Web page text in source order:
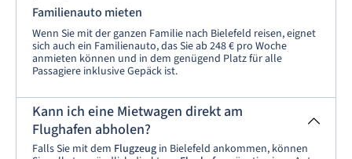
Familienauto mieten
Wenn Sie mit der ganzen Familie nach Bielefeld reisen, eignet
sich auch ein Familienauto, das Sie ab 248 € pro Woche
anmieten können und in dem genügend Platz für alle
Passagiere inklusive Gepäck ist.
Kann ich eine Mietwagen direkt am
Flughafen abholen?
Falls Sie mit dem Flugzeug in Bielefeld ankommen, können